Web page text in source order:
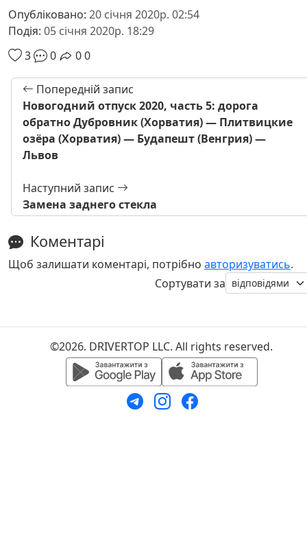
Опубліковано: 20 січня 2020р. 02:54
Подія: 05 січня 2020р. 18:29
3
0 00
Попередній запис
Новогодний отпуск 2020, часть 5: дорога
обратно Дубровник (Хорватия) — Плитвицкие
озёра (Хорватия) — Будапешт (Венгрия) —
Львов
Наступний запис
Замена заднего стекла
Коментарі
Щоб залишати коментарі, потрібно авторизуватись.
Сортувати за
©2026. DRIVERTOP LLC. All rights reserved.